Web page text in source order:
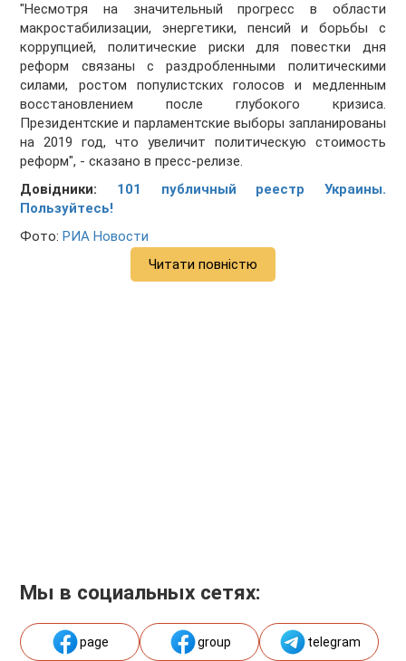
"Несмотря на значительный прогресс в области
макростабилизации, энергетики, пенсий и борьбы с
коррупцией, политические риски для повестки дня
реформ связаны с раздробленными политическими
силами, ростом популистских голосов и медленным
восстановлением после глубокого кризиса.
Президентские и парламентские выборы запланированы
на 2019 год, что увеличит политическую стоимость
реформ", - сказано в пресс-релизе.
Довідники: 101 публичный реестр Украины.
Пользуйтесь!
Фото:РИА Новости
Читати повністю
Мы в социальных сетях:
page group telegram